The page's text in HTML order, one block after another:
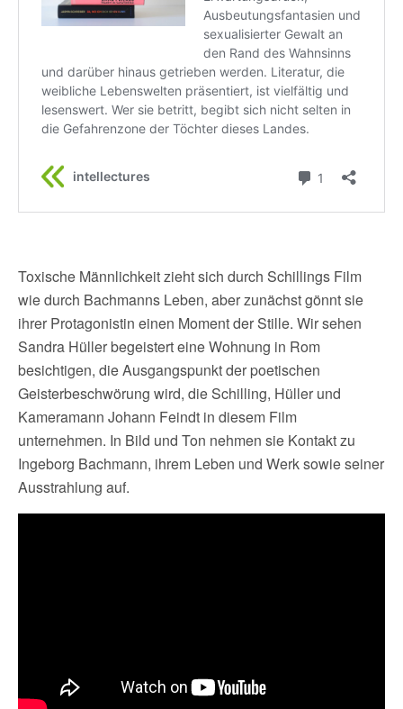
Toxische Männlichkeit zieht sich durch Schillings Film
wie durch Bachmanns Leben, aber zunächst gönnt sie
ihrer Protagonistin einen Moment der Stille. Wir sehen
Sandra Hüller begeistert eine Wohnung in Rom
besichtigen, die Ausgangspunkt der poetischen
Geisterbeschwörung wird, die Schilling, Hüller und
Kameramann Johann Feindt in diesem Film
unternehmen. In Bild und Ton nehmen sie Kontakt zu
Ingeborg Bachmann, ihrem Leben und Werk sowie seiner
Ausstrahlung auf.